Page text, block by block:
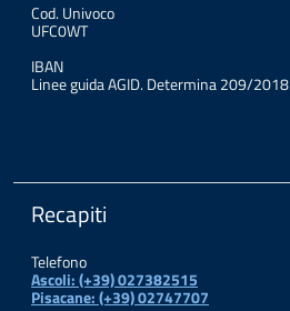
Cod. Univoco
UFC0WT
IBAN
Linee guida AGID. Determina 209/2018
Recapiti
Telefono
Ascoli: (+39) 027382515
Pisacane: (+39) 02747707